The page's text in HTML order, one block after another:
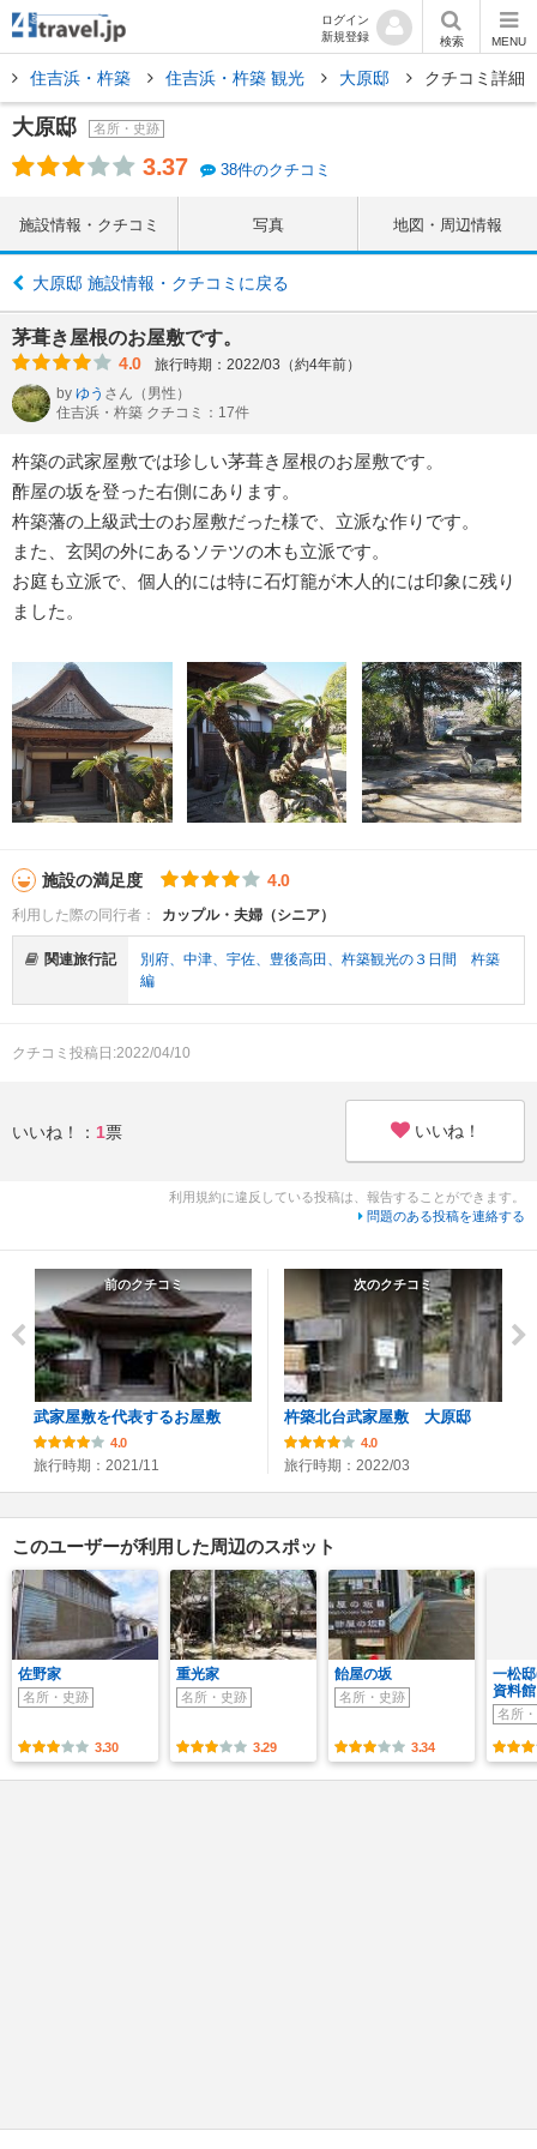
ログイン
新規登録
検索 MENU
住吉浜・杵築 住吉浜・杵築 観光 大原邸 クチコミ詳細
大原邸 名所・史跡
3.37 38件のクチコミ
施設情報・クチコミ 写真 地図・周辺情報
大原邸 施設情報・クチコミに戻る
茅葺き屋根のお屋敷です。
4.0
旅行時期：2022/03（約4年前）
by ゆう さん （男性）
住吉浜・杵築 クチコミ：17件
杵築の武家屋敷では珍しい茅葺き屋根のお屋敷です。
酢屋の坂を登った右側にあります。
杵築藩の上級武士のお屋敷だった様で、立派な作りです。
また、玄関の外にあるソテツの木も立派です。
お庭も立派で、個人的には特に石灯籠が木人的には印象に残り
ました。
施設の満足度 4.0
利用した際の同行者： カップル・夫婦（シニア）
関連旅行記
別府、中津、宇佐、豊後高田、杵築観光の３日間 杵築
編
クチコミ投稿日:2022/04/10
いいね！： 1票 いいね！
利用規約に違反している投稿は、報告することができます。
問題のある投稿を連絡する
前のクチコミ
武家屋敷を代表するお屋敷
4.0
旅行時期：2021/11
次のクチコミ
杵築北台武家屋敷 大原邸
4.0
旅行時期：2022/03
このユーザーが利用した周辺のスポット
佐野家
名所・史跡
3.30
重光家
名所・史跡
3.29
飴屋の坂
名所・史跡
3.34
一松
資料
名所